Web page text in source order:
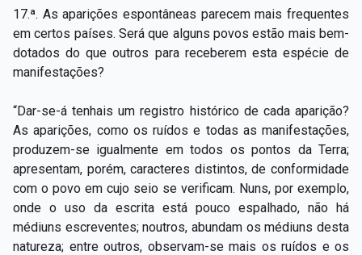
17.ª. As aparições espontâneas parecem mais frequentes
em certos países. Será que alguns povos estão mais bem-
dotados do que outros para receberem esta espécie de
manifestações?
“Dar-se-á tenhais um registro histórico de cada aparição?
As aparições, como os ruídos e todas as manifestações,
produzem-se igualmente em todos os pontos da Terra;
apresentam, porém, caracteres distintos, de conformidade
com o povo em cujo seio se verificam. Nuns, por exemplo,
onde o uso da escrita está pouco espalhado, não há
médiuns escreventes; noutros, abundam os médiuns desta
natureza; entre outros, observam-se mais os ruídos e os